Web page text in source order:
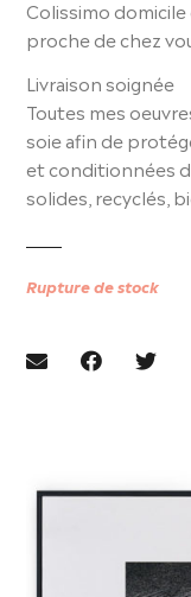
Colissimo domicile
proche de chez
Livraison soignée
Toutes mes
soie afin de
et conditionnées
solides, recyclés,
Rupture de stock